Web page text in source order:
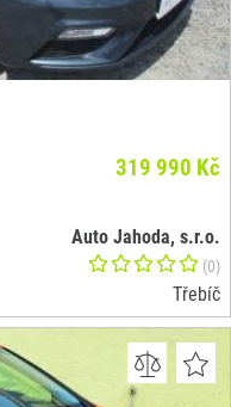
319 990 Kč
Auto Jahoda, s.r.o.
(0)
Třebíč